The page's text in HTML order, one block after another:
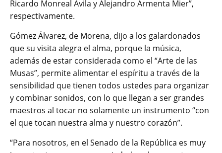
Ricardo Monreal Ávila y Alejandro Armenta Mier”,
respectivamente.
Gómez Álvarez, de Morena, dijo a los galardonados
que su visita alegra el alma, porque la música,
además de estar considerada como el “Arte de las
Musas”, permite alimentar el espíritu a través de la
sensibilidad que tienen todos ustedes para organizar
y combinar sonidos, con lo que llegan a ser grandes
maestros al tocar no solamente un instrumento “con
el que tocan nuestra alma y nuestro corazón”.
“Para nosotros, en el Senado de la República es muy